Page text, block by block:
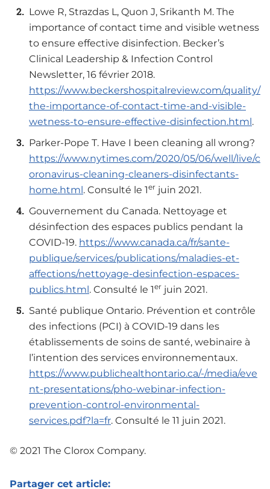
Lowe R, Strazdas L, Quon J, Srikanth M. The
importance of contact time and visible wetness
to ensure effective disinfection. Becker’s
Clinical Leadership & Infection Control
Newsletter, 16 février 2018.
https://www.beckershospitalreview.com/quality/
the-importance-of-contact-time-and-visible-
wetness-to-ensure-effective-disinfection.html.
Parker-Pope T. Have I been cleaning all wrong?
https://www.nytimes.com/2020/05/06/well/live/c
oronavirus-cleaning-cleaners-disinfectants-
home.html. Consulté le 1er juin 2021.
Gouvernement du Canada. Nettoyage et
désinfection des espaces publics pendant la
COVID-19. https://www.canada.ca/fr/sante-
publique/services/publications/maladies-et-
affections/nettoyage-desinfection-espaces-
publics.html. Consulté le 1er juin 2021.
Santé publique Ontario. Prévention et contrôle
des infections (PCI) à COVID-19 dans les
établissements de soins de santé, webinaire à
l’intention des services environnementaux.
https://www.publichealthontario.ca/-/media/eve
nt-presentations/pho-webinar-infection-
prevention-control-environmental-
services.pdf?la=fr. Consulté le 11 juin 2021.
© 2021 The Clorox Company.
Partager cet article: